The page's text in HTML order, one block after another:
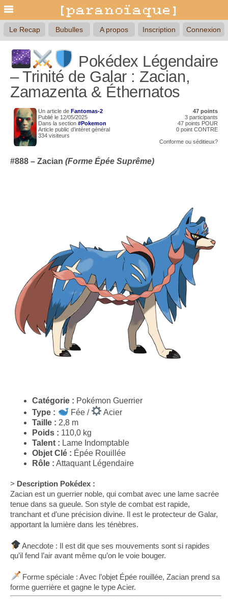
Le Recap Bubulles A propos Inscription Connexion
Pokédex Légendaire
– Trinité de Galar : Zacian,
Zamazenta & Éthernatos
Un article de Fantomas-2
Publié le 12/05/2025
Dans la section #Pokemon
Article public d'intéret général
334 visiteurs
47 points
3 participants
47 points POUR
0 point CONTRE
Conforme ou séditieux?
#888 – Zacian (Forme Épée Suprême)
Catégorie : Pokémon Guerrier
Type :
Fée /
Acier
Taille : 2,8 m
Poids : 110,0 kg
Talent : Lame Indomptable
Objet Clé : Épée Rouillée
Rôle : Attaquant Légendaire
> Description Pokédex :
Zacian est un guerrier noble, qui combat avec une lame sacrée
tenue dans sa gueule. Son style de combat est rapide,
tranchant et d’une précision divine. Il est le protecteur de Galar,
apportant la lumière dans les ténèbres.
Anecdote : Il est dit que ses mouvements sont si rapides
qu’il fend l’air avant même qu’on le voie bouger.
Forme spéciale : Avec l’objet Épée rouillée, Zacian prend sa
forme guerrière et gagne le type Acier.